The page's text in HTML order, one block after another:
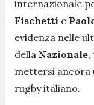
internazionale
Fischetti e
evidenza nelle
della Nazionale,
mettersi ancora
rugby italiano.